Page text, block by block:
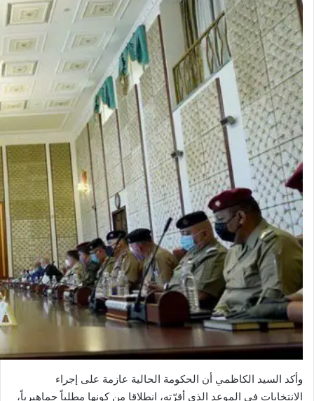
وأكد السيد الكاظمي أن الحكومة الحالية عازمة على إجراء
الانتخابات في الموعد الذي أقرّته، انطلاقا من كونها مطلباً جماهيرياً،